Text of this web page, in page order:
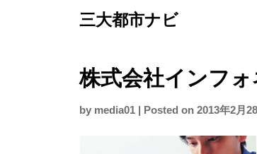
三大都市ナビ
株式会社インフ
by media01 | Posted on 2013年2月